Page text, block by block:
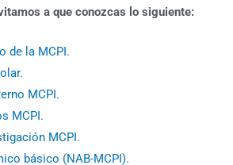
a que conozcas lo siguiente:
de la MCPI.
MCPI.
MCPI.
MCPI.
básico (NAB-MCPI).